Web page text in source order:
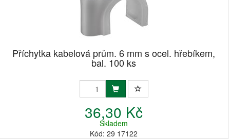
Příchytka kabelová prům. 6 mm s ocel. hřebíkem,
bal. 100 ks
36,30 Kč
Skladem
Kód: 29 17122